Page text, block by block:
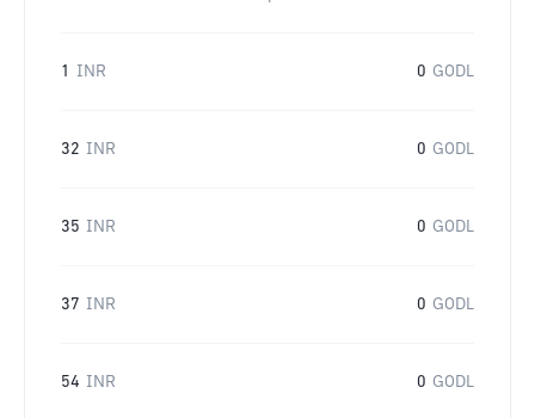
1 INR 0 GODL
32 INR 0 GODL
35 INR 0 GODL
37 INR 0 GODL
54 INR 0 GODL